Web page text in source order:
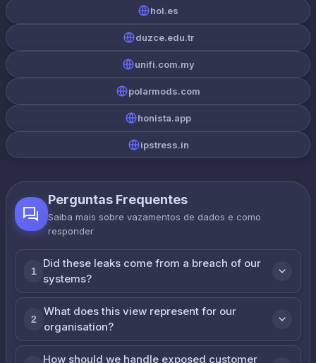
hol.es
duzce.edu.tr
unifi.com.my
polarmods.com
honista.app
ipstress.in
Perguntas Frequentes
Saiba mais sobre vazamentos de dados e como
responder
1
Did these leaks come from a breach of our
systems?
2
What does this view represent for our
organisation?
How should we handle exposed customer